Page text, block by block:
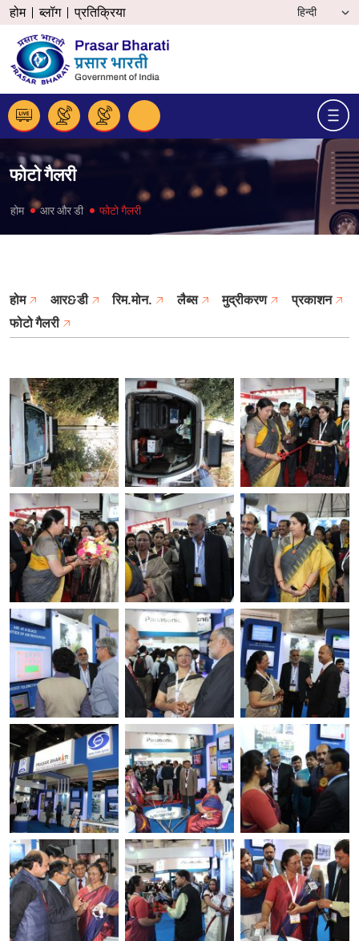
होम ब्लॉग प्रतिक्रिया
फोटो गैलरी
होम आर और डी फोटो गैलरी
होम आर&डी रिम.मोन. लैब्स मुद्रीकरण
प्रकाशन
फोटो गैलरी